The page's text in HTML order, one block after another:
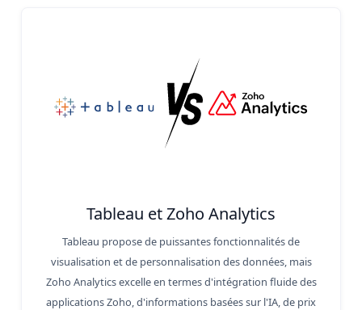
Tableau et Zoho Analytics
Tableau propose de puissantes fonctionnalités de
visualisation et de personnalisation des données, mais
Zoho Analytics excelle en termes d'intégration fluide des
applications Zoho, d'informations basées sur l'IA, de prix